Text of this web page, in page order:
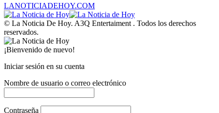
LANOTICIADEHOY.COM
© La Noticia De Hoy. A3Q Entertaiment . Todos los derechos
reservados.
¡Bienvenido de nuevo!
Iniciar sesión en su cuenta
Nombre de usuario o correo electrónico
Contraseña